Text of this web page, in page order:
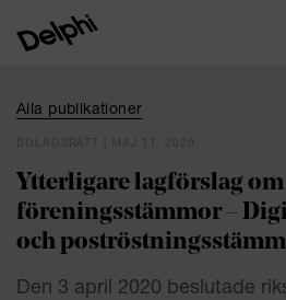
Alla publikationer
Ytterligare lagförslag
föreningsstämmor –
och
Den 3 april 2020 beslutade